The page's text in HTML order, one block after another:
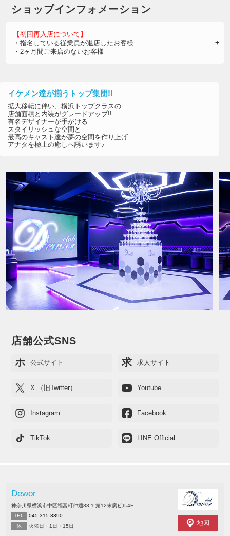
ショップインフォメーション
【初回再入店について】
・指名している従業員が退店したお客様
・2ヶ月間ご来店のないお客様
イケメン達が揃うトップ集団!!
拡大移転に伴い、横浜トップクラスの
店舗面積と内装がグレードアップ!!
有名デザイナーが手がける
スタイリッシュな空間と
最高のキャスト達が夢の空間を作り上げ
アナタを極上の癒しへ誘います♪
店舗公式SNS
ホ
公式サイト 求 求人サイト
X （旧Twitter） Youtube
Instagram Facebook
TikTok LINE Official
Dewor
神奈川県横浜市中区福富町仲通38-1 第12末廣ビル4F
TEL
045-315-3390
休
火曜日・1日・15日 地図